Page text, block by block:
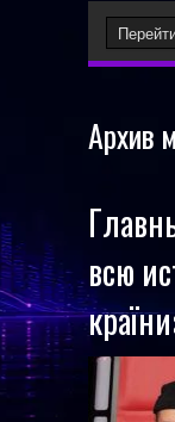
Архив
всю